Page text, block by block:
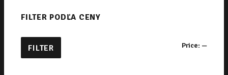
FILTER PODĽA CENY
Min
Max
FILTER Price: —